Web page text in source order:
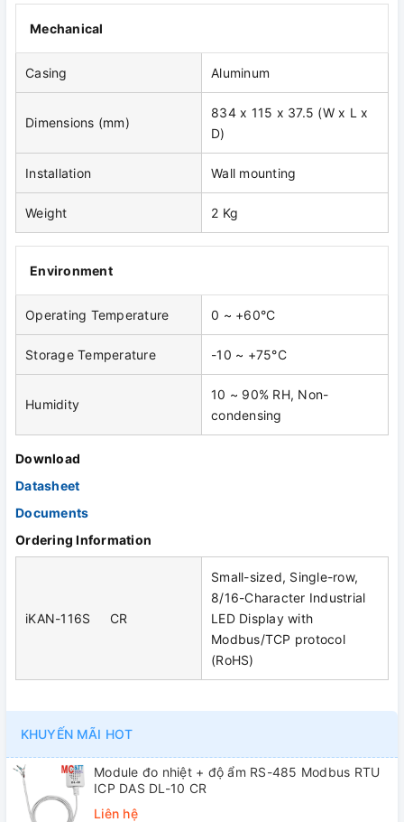
Mechanical
Casing Aluminum
Dimensions (mm)
834 x 115 x 37.5 (W x L x
D)
Installation Wall mounting
Weight 2 Kg
Environment
Operating Temperature 0 ~ +60°C
Storage Temperature -10 ~ +75°C
Humidity
10 ~ 90% RH, Non-
condensing
Download
Datasheet
Documents
Ordering Information
iKAN-116S CR
Small-sized, Single-row,
8/16-Character Industrial
LED Display with
Modbus/TCP protocol
(RoHS)
KHUYẾN MÃI HOT
Module đo nhiệt + độ ẩm RS-485 Modbus RTU
ICP DAS DL-10 CR
Liên hệ